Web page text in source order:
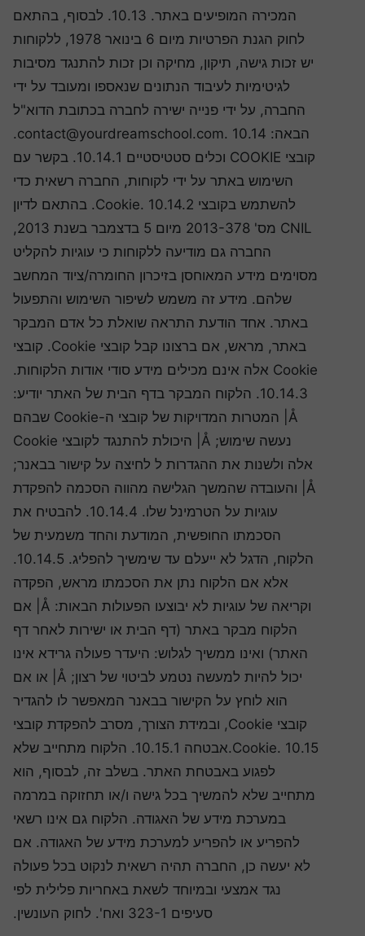
המכירה המופיעים באתר. 10.13. לבסוף, בהתאם
לחוק הגנת הפרטיות מיום 6 בינואר 1978, ללקוחות
יש זכות גישה, תיקון, מחיקה וכן זכות להתנגד מסיבות
לגיטימיות לעיבוד הנתונים שנאספו ומעובד על ידי
החברה, על ידי פנייה ישירה לחברה בכתובת הדוא"ל
הבאה: contact@yourdreamschool.com. 10.14.
קובצי COOKIE וכלים סטטיסטיים 10.14.1. בקשר עם
השימוש באתר על ידי לקוחות, החברה רשאית כדי
להשתמש בקובצי Cookie. 10.14.2. בהתאם לדיון
CNIL מס' 2013-378 מיום 5 בדצמבר בשנת 2013,
החברה גם מודיעה ללקוחות כי עוגיות להקליט
מסוימים מידע המאוחסן בזיכרון החומרה/ציוד המחשב
שלהם. מידע זה משמש לשיפור השימוש והתפעול
באתר. אחד הודעת התראה שואלת כל אדם המבקר
באתר, מראש, אם ברצונו קבל קובצי Cookie. קובצי
Cookie אלה אינם מכילים מידע סודי אודות הלקוחות.
10.14.3. הלקוח המבקר בדף הבית של האתר יודיע:
Å| המטרות המדויקות של קובצי ה-Cookie שבהם
נעשה שימוש; Å| היכולת להתנגד לקובצי Cookie
אלה ולשנות את ההגדרות ל לחיצה על קישור בבאנר;
Å| והעובדה שהמשך הגלישה מהווה הסכמה להפקדת
עוגיות על הטרמינל שלו. 10.14.4. להבטיח את
הסכמתו החופשית, המודעת והחד משמעית של
הלקוח, הדגל לא ייעלם עד שימשיך להפליג. 10.14.5.
אלא אם הלקוח נתן את הסכמתו מראש, הפקדה
וקריאה של עוגיות לא יבוצעו הפעולות הבאות: Å| אם
הלקוח מבקר באתר (דף הבית או ישירות לאחר דף
האתר) ואינו ממשיך לגלוש: היעדר פעולה גרידא אינו
יכול להיות למעשה נטמע לביטוי של רצון; Å| או אם
הוא לוחץ על הקישור בבאנר המאפשר לו להגדיר
קובצי Cookie, ובמידת הצורך, מסרב להפקדת קובצי
Cookie. 10.15.אבטחה 10.15.1. הלקוח מתחייב שלא
לפגוע באבטחת האתר. בשלב זה, לבסוף, הוא
מתחייב שלא להמשיך בכל גישה ו/או תחזוקה במרמה
במערכת מידע של האגודה. הלקוח גם אינו רשאי
להפריע או להפריע למערכת מידע של האגודה. אם
לא יעשה כן, החברה תהיה רשאית לנקוט בכל פעולה
נגד אמצעי ובמיוחד לשאת באחריות פלילית לפי
סעיפים 323-1 ואח'. לחוק העונשין.